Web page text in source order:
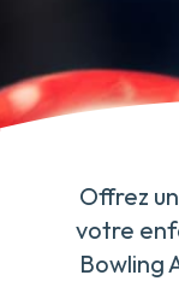
Offrez
votre
Bowling